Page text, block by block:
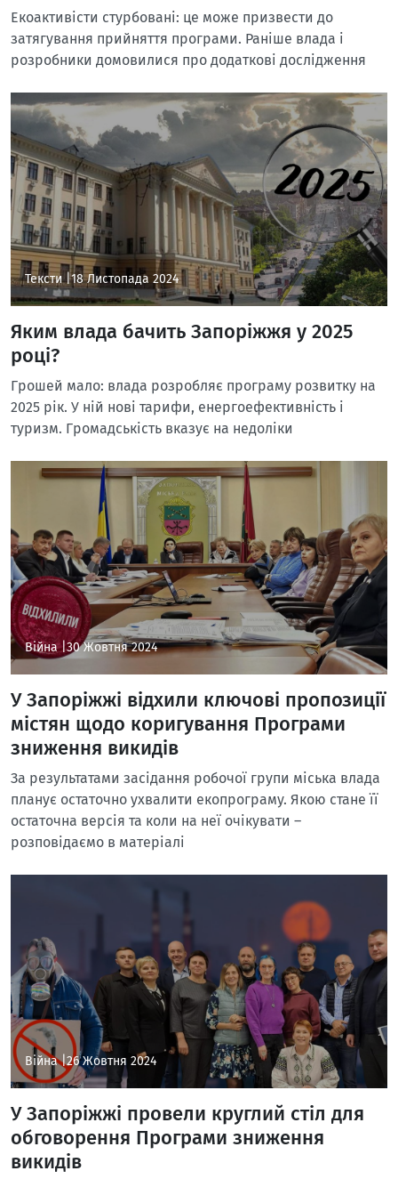
Екоактивісти стурбовані: це може призвести до
затягування прийняття програми. Раніше влада і
розробники домовилися про додаткові дослідження
Тексти |18 Листопада 2024
Яким влада бачить Запоріжжя у 2025
році?
Грошей мало: влада розробляє програму розвитку на
2025 рік. У ній нові тарифи, енергоефективність і
туризм. Громадськість вказує на недоліки
Війна |30 Жовтня 2024
У Запоріжжі відхили ключові пропозиції
містян щодо коригування Програми
зниження викидів
За результатами засідання робочої групи міська влада
планує остаточно ухвалити екопрограму. Якою стане її
остаточна версія та коли на неї очікувати –
розповідаємо в матеріалі
Війна |26 Жовтня 2024
У Запоріжжі провели круглий стіл для
обговорення Програми зниження
викидів